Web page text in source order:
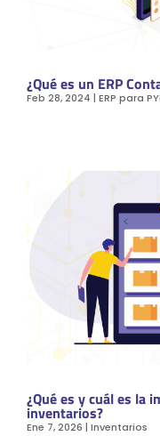
¿Qué es un ERP
Feb 28, 2024 |ERP para
¿Qué es y cuál es la
inventarios?
Ene 7, 2026 |Inventarios